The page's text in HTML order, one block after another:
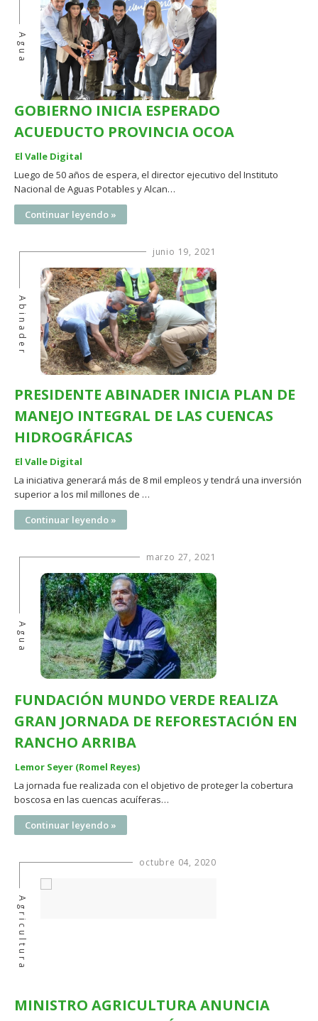
Agua
GOBIERNO INICIA ESPERADO
ACUEDUCTO PROVINCIA OCOA
El Valle Digital
Luego de 50 años de espera, el director ejecutivo del Instituto
Nacional de Aguas Potables y Alcan…
Continuar leyendo »
junio 19, 2021
Abinader
PRESIDENTE ABINADER INICIA PLAN DE
MANEJO INTEGRAL DE LAS CUENCAS
HIDROGRÁFICAS
El Valle Digital
La iniciativa generará más de 8 mil empleos y tendrá una inversión
superior a los mil millones de …
Continuar leyendo »
marzo 27, 2021
Agua
FUNDACIÓN MUNDO VERDE REALIZA
GRAN JORNADA DE REFORESTACIÓN EN
RANCHO ARRIBA
Lemor Seyer (Romel Reyes)
La jornada fue realizada con el objetivo de proteger la cobertura
boscosa en las cuencas acuíferas…
Continuar leyendo »
octubre 04, 2020
Agricultura
MINISTRO AGRICULTURA ANUNCIA